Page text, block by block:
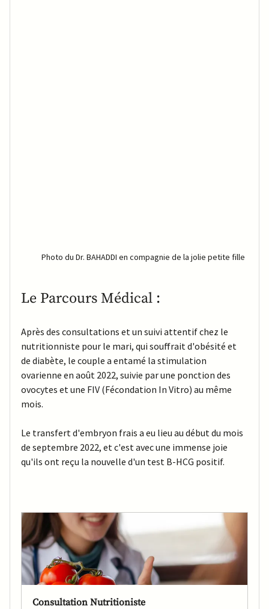
Photo du Dr. BAHADDI en compagnie de la jolie petite fille
Le Parcours Médical :
Après des consultations et un suivi attentif chez le
nutritionniste pour le mari, qui souffrait d'obésité et
de diabète, le couple a entamé la stimulation
ovarienne en août 2022, suivie par une ponction des
ovocytes et une FIV (Fécondation In Vitro) au même
mois.
Le transfert d'embryon frais a eu lieu au début du mois
de septembre 2022, et c'est avec une immense joie
qu'ils ont reçu la nouvelle d'un test B-HCG positif.
Consultation Nutritioniste